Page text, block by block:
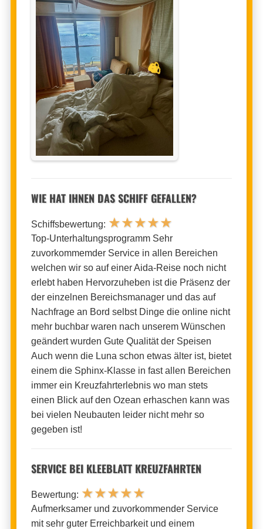
WIE HAT IHNEN DAS SCHIFF GEFALLEN?
Schiffsbewertung: ★★★★★
Top-Unterhaltungsprogramm Sehr
zuvorkommemder Service in allen Bereichen
welchen wir so auf einer Aida-Reise noch nicht
erlebt haben Hervorzuheben ist die Präsenz der
der einzelnen Bereichsmanager und das auf
Nachfrage an Bord selbst Dinge die online nicht
mehr buchbar waren nach unserem Wünschen
geändert wurden Gute Qualität der Speisen
Auch wenn die Luna schon etwas älter ist, bietet
einem die Sphinx-Klasse in fast allen Bereichen
immer ein Kreuzfahrterlebnis wo man stets
einen Blick auf den Ozean erhaschen kann was
bei vielen Neubauten leider nicht mehr so
gegeben ist!
SERVICE BEI KLEEBLATT KREUZFAHRTEN
Bewertung: ★★★★★
Aufmerksamer und zuvorkommender Service
mit sehr guter Erreichbarkeit und einem